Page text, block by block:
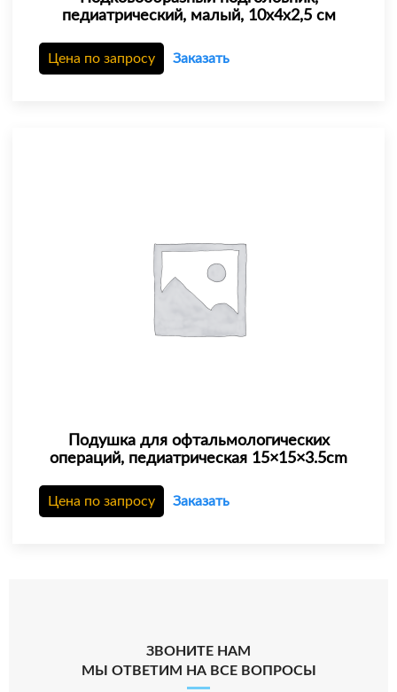
педиатрический, малый, 10х4х2,5 см
Цена по запросу Заказать
Подушка для офтальмологических
операций, педиатрическая 15×15×3.5cm
Цена по запросу Заказать
ЗВОНИТЕ НАМ
МЫ ОТВЕТИМ НА ВСЕ ВОПРОСЫ